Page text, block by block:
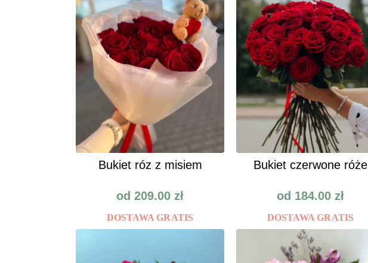
Bukiet róz z misiem
od 209.00 zł
DOSTAWA GRATIS
Bukiet czerwone róże
od 184.00 zł
DOSTAWA GRATIS